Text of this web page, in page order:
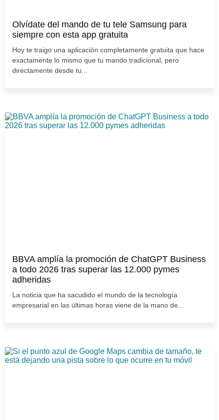
Olvídate del mando de tu tele Samsung para
siempre con esta app gratuita
Hoy te traigo una aplicación completamente gratuita que hace
exactamente lo mismo que tu mando tradicional, pero
directamente desde tu...
BBVA amplía la promoción de ChatGPT Business
a todo 2026 tras superar las 12.000 pymes
adheridas
La noticia que ha sacudido el mundo de la tecnología
empresarial en las últimas horas viene de la mano de...